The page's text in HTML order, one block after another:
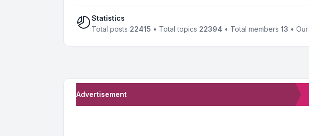
Statistics
Total posts 22415 • Total topics 22394 • Total members 13 •
Advertisement